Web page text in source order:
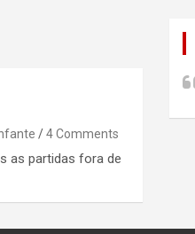
4 Comments
as partidas fora de